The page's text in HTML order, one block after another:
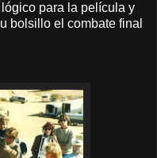
para la película y
bolsillo el combate final